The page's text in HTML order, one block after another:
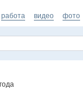
работа видео фото